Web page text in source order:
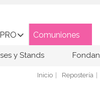
Comuniones
y Stands
Inicio Repostería